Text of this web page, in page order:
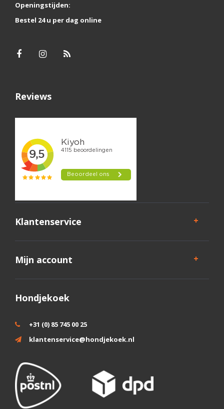
Openingstijden:
Bestel 24 u per dag online
Reviews
Klantenservice
Mijn account
Hondjekoek
+31 (0) 85 745 00 25
klantenservice@hondjekoek.nl